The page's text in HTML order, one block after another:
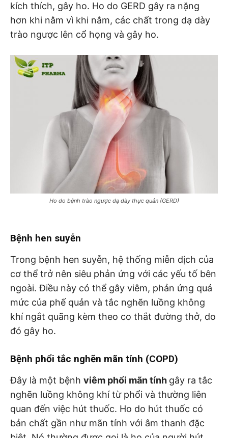
kích thích, gây ho. Ho do GERD gây ra nặng
hơn khi nằm vì khi nằm, các chất trong dạ dày
trào ngược lên cổ họng và gây ho.
Ho do bệnh trào ngược dạ dày thực quản (GERD)
Bệnh hen suyễn
Trong bệnh hen suyễn, hệ thống miễn dịch của
cơ thể trở nên siêu phản ứng với các yếu tố bên
ngoài. Điều này có thể gây viêm, phản ứng quá
mức của phế quản và tắc nghẽn luồng không
khí ngắt quãng kèm theo co thắt đường thở, do
đó gây ho.
Bệnh phổi tắc nghẽn mãn tính (COPD)
Đây là một bệnh viêm phổi mãn tính gây ra tắc
nghẽn luồng không khí từ phổi và thường liên
quan đến việc hút thuốc. Ho do hút thuốc có
bản chất gần như mãn tính với âm thanh đặc